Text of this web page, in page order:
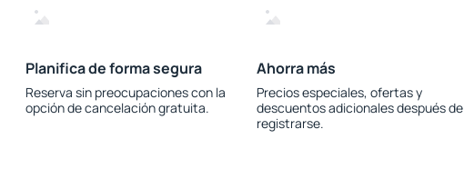
Planifica de forma segura
Reserva sin preocupaciones con la
opción de cancelación gratuita.
Ahorra más
Precios especiales, ofertas y
descuentos adicionales después de
registrarse.